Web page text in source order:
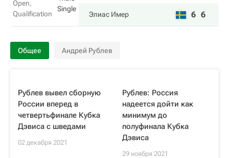
Open,
Qualification
Single
Элиас Имер 6 6
Общее Андрей Рублев
Рублев вывел сборную
России вперед в
четвертьфинале Кубка
Дэвиса с шведами
02 декабря 2021
Рублев: Россия
надеется дойти как
минимум до
полуфинала Кубка
Дэвиса
29 ноября 2021